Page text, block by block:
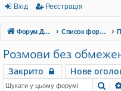
ви
дк
и
й
до
ру
м
и
Вхід Реєстрація
Форум Донбасу Список форумів
Розмови без
Закрито
Нове